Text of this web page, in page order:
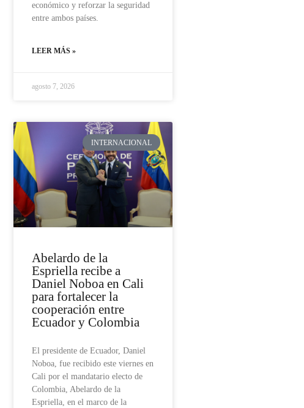
económico y reforzar la seguridad
entre ambos países.
LEER MÁS »
agosto 7, 2026
INTERNACIONAL
Abelardo de la
Espriella recibe a
Daniel Noboa en Cali
para fortalecer la
cooperación entre
Ecuador y Colombia
El presidente de Ecuador, Daniel
Noboa, fue recibido este viernes en
Cali por el mandatario electo de
Colombia, Abelardo de la
Espriella, en el marco de la